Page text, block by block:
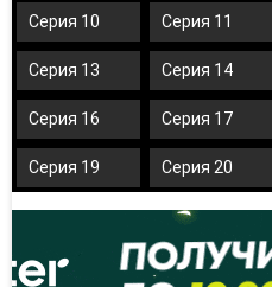
Серия 10 Серия 11
Серия 13 Серия 14
Серия 16 Серия 17
Серия 19 Серия 20